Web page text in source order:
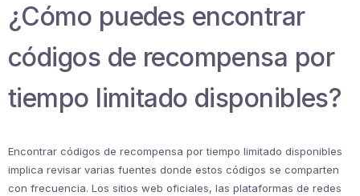
¿Cómo puedes encontrar
códigos de recompensa por
tiempo limitado disponibles?
Encontrar códigos de recompensa por tiempo limitado disponibles
implica revisar varias fuentes donde estos códigos se comparten
con frecuencia. Los sitios web oficiales, las plataformas de redes